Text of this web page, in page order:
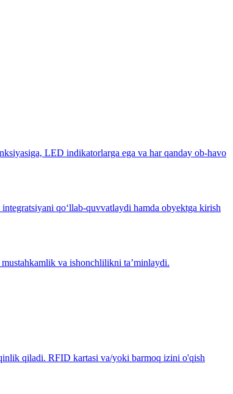
LED indikatorlarga ega va har qanday ob-havo
qo‘llab-quvvatlaydi hamda obyektga kirish
va ishonchlilikni ta’minlaydi.
qiladi. RFID kartasi va/yoki barmoq izini o'qish